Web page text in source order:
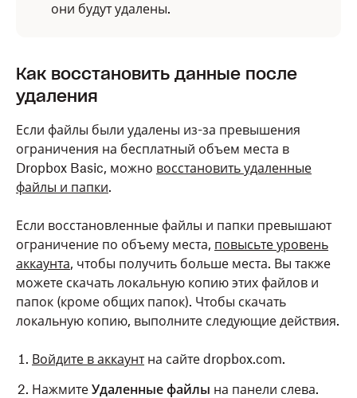
они будут удалены.
Как восстановить данные после
удаления
Если файлы были удалены из-за превышения
ограничения на бесплатный объем места в
Dropbox Basic, можно восстановить удаленные
файлы и папки.
Если восстановленные файлы и папки превышают
ограничение по объему места, повысьте уровень
аккаунта, чтобы получить больше места. Вы также
можете скачать локальную копию этих файлов и
папок (кроме общих папок). Чтобы скачать
локальную копию, выполните следующие действия.
Войдите в аккаунтна сайте dropbox.com.
Нажмите Удаленные файлы на панели слева.